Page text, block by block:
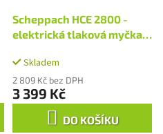
Scheppach HCE 2800 -
elektrická tlaková myčka
Skladem
2 809 Kč bez DPH
3 399 Kč
DO KOŠÍKU